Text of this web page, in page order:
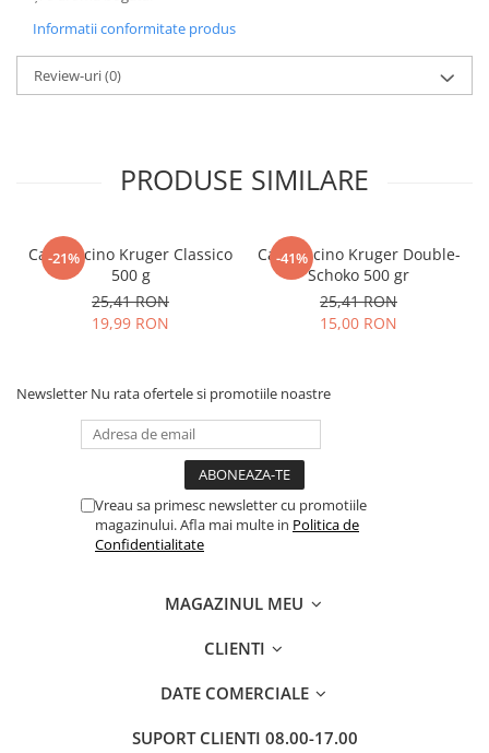
Informatii conformitate produs
Review-uri(0)
PRODUSE SIMILARE
-21%
Cappuccino Kruger Classico
500 g
25,41 RON
19,99 RON
-41%
Cappuccino Kruger Double-
Schoko 500 gr
25,41 RON
15,00 RON
Newsletter Nu rata ofertele si promotiile noastre
Vreau sa primesc newsletter cu promotiile
magazinului. Afla mai multe in Politica de
Confidentialitate
MAGAZINUL MEU
CLIENTI
DATE COMERCIALE
SUPORT CLIENTI 08.00-17.00